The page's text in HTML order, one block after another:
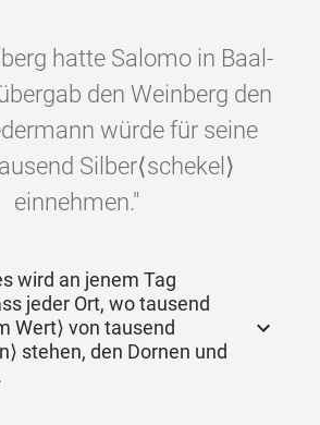
hatte Salomo in Baal-
den Weinberg den
würde für seine
Silber⟨schekel⟩
einnehmen."
wird an jenem Tag
jeder Ort, wo tausend
Wert⟩ von tausend
stehen, den Dornen und